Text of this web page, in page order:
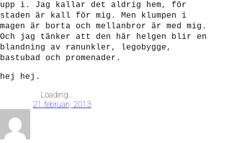
upp i. Jag kallar det aldrig hem, för
staden är kall för mig. Men klumpen i
magen är borta och mellanbror är med mig.
Och jag tänker att den här helgen blir en
blandning av ranunkler, legobygge,
bastubad och promenader.
hej hej.
Loading...
21 februari, 2013